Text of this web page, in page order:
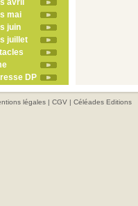
avril
mai
juin
juillet
DP
légales | CGV | Céléades Editions